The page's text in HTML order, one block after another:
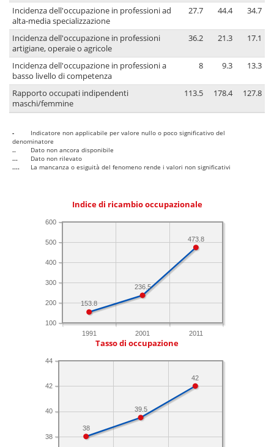
Incidenza dell'occupazione in professioni ad
alta-media specializzazione
27.7 44.4 34.7
Incidenza dell'occupazione in professioni
artigiane, operaie o agricole
36.2 21.3 17.1
Incidenza dell'occupazione in professioni a
basso livello di competenza
8 9.3 13.3
Rapporto occupati indipendenti
maschi/femmine
113.5 178.4 127.8
-
Indicatore non applicabile per valore nullo o poco significativo del
denominatore
..
Dato non ancora disponibile
...
Dato non rilevato
....
La mancanza o esiguità del fenomeno rende i valori non significativi
Indice di ricambio occupazionale
1991 2001 2011
100
200
300
400
500
600
473.8
236.5
153.8
Tasso di occupazione
38
40
42
44
42
39.5
38